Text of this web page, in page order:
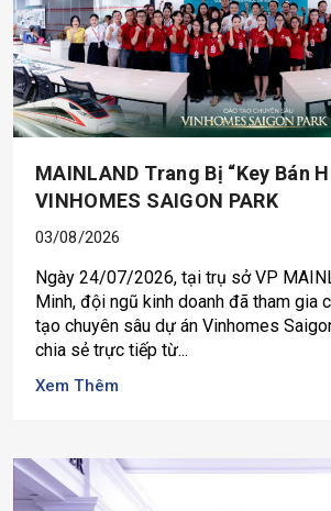
MAINLAND Trang Bị “key Bán
VINHOMES SAIGON PARK
03/08/2026
Ngày 24/07/2026, tại trụ sở VP
Minh, đội ngũ kinh doanh đã tham gia
tạo chuyên sâu dự án Vinhomes
chia sẻ trực tiếp từ...
Xem Thêm